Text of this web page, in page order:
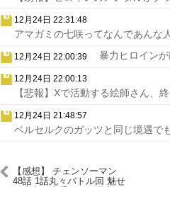
12月24日 22:31:48
アマガミの七咲ってなんであんな
12月24日 22:00:39 暴力ヒロインが
12月24日 22:00:13
【悲報】Xで活動する絵師さん、
12月24日 21:48:57
ベルセルクのガッツと同じ境遇で
【感想】 チェンソーマン
48話 1話丸々バトル回 魅せ